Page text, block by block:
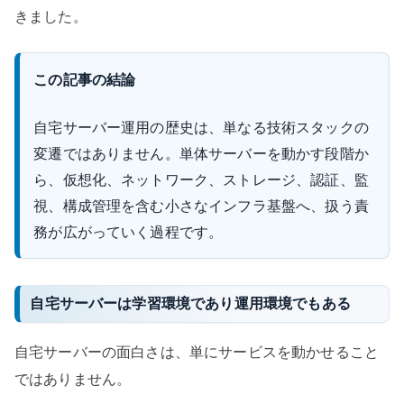
きました。
この記事の結論
自宅サーバー運用の歴史は、単なる技術スタックの
変遷ではありません。単体サーバーを動かす段階か
ら、仮想化、ネットワーク、ストレージ、認証、監
視、構成管理を含む小さなインフラ基盤へ、扱う責
務が広がっていく過程です。
自宅サーバーは学習環境であり運用環境でもある
自宅サーバーの面白さは、単にサービスを動かせること
ではありません。